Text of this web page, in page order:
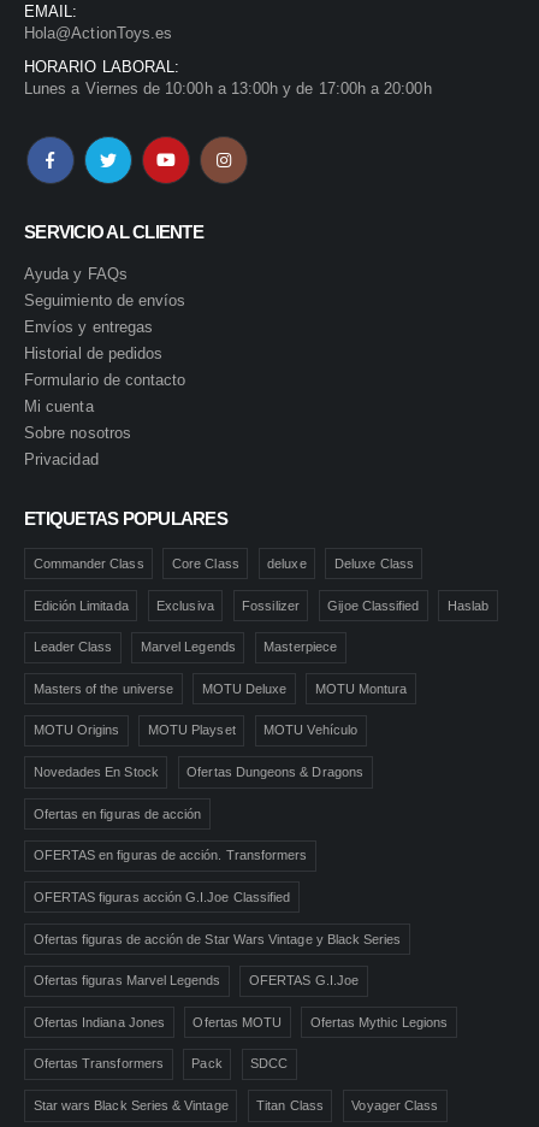
EMAIL:
Hola@ActionToys.es
HORARIO LABORAL:
Lunes a Viernes de 10:00h a 13:00h y de 17:00h a 20:00h
SERVICIO AL CLIENTE
Ayuda y FAQs
Seguimiento de envíos
Envíos y entregas
Historial de pedidos
Formulario de contacto
Mi cuenta
Sobre nosotros
Privacidad
ETIQUETAS POPULARES
Commander Class Core Class deluxe Deluxe Class
Edición Limitada Exclusiva Fossilizer Gijoe Classified Haslab
Leader Class Marvel Legends Masterpiece
Masters of the universe MOTU Deluxe MOTU Montura
MOTU Origins MOTU Playset MOTU Vehículo
Novedades En Stock Ofertas Dungeons & Dragons
Ofertas en figuras de acción
OFERTAS en figuras de acción. Transformers
OFERTAS figuras acción G.I.Joe Classified
Ofertas figuras de acción de Star Wars Vintage y Black Series
Ofertas figuras Marvel Legends OFERTAS G.I.Joe
Ofertas Indiana Jones Ofertas MOTU Ofertas Mythic Legions
Ofertas Transformers Pack SDCC
Star wars Black Series & Vintage Titan Class Voyager Class